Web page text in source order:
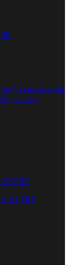
Vás tie najlepšie
ponuky.
KUFRE